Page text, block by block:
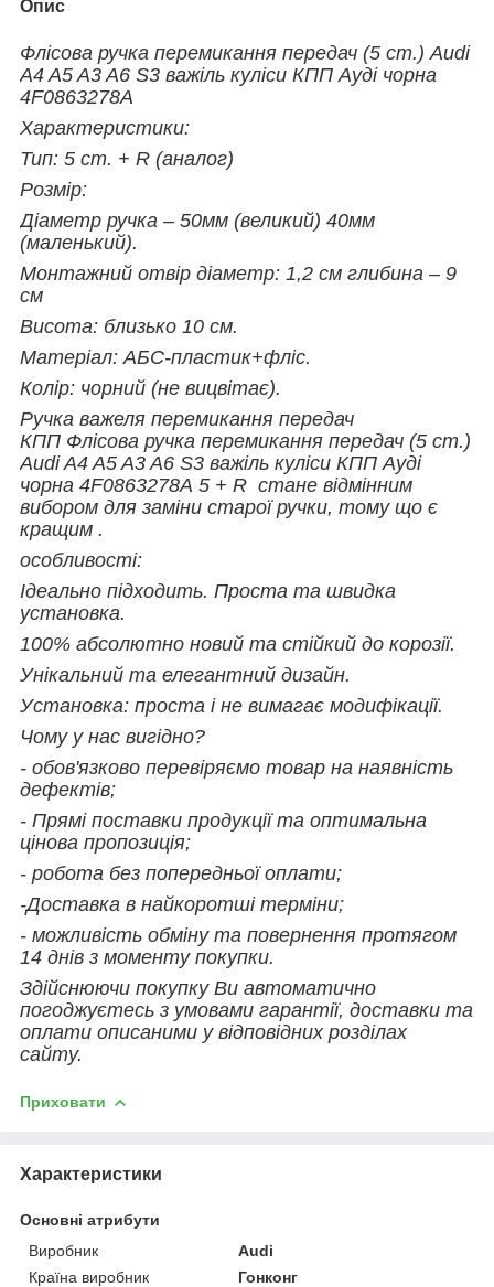
Опис
Флісова ручка перемикання передач (5 ст.) Audi
A4 A5 A3 A6 S3 важіль куліси КПП Ауді чорна
4F0863278A
Характеристики:
Тип: 5 ст. + R (аналог)
Розмір:
Діаметр ручка – 50мм (великий) 40мм
(маленький).
Монтажний отвір діаметр: 1,2 см глибина – 9
см
Висота: близько 10 см.
Матеріал: АБС-пластик+фліс.
Колір: чорний (не вицвітає).
Ручка важеля перемикання передач
КПП Флісова ручка перемикання передач (5 ст.)
Audi A4 A5 A3 A6 S3 важіль куліси КПП Ауді
чорна 4F0863278A 5 + R стане відмінним
вибором для заміни старої ручки, тому що є
кращим .
особливості:
Ідеально підходить. Проста та швидка
установка.
100% абсолютно новий та стійкий до корозії.
Унікальний та елегантний дизайн.
Установка: проста і не вимагає модифікації.
Чому у нас вигідно?
- обов'язково перевіряємо товар на наявність
дефектів;
- Прямі поставки продукції та оптимальна
цінова пропозиція;
- робота без попередньої оплати;
-Доставка в найкоротші терміни;
- можливість обміну та повернення протягом
14 днів з моменту покупки.
Здійснюючи покупку Ви автоматично
погоджуєтесь з умовами гарантії, доставки та
оплати описаними у відповідних розділах
сайту.
Приховати
Характеристики
Основні атрибути
Виробник
Audi
Країна виробник
Гонконг